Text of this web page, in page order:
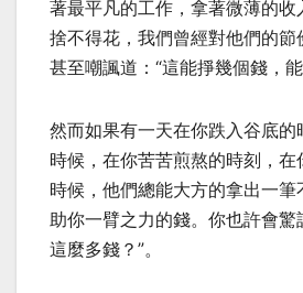
著最平凡的工作，拿著微薄的
捨不得花，我們曾經對他們的節
甚至嘲諷道：“這能掙幾個錢，能
然而如果有一天在你跌入谷底的
時候，在你苦苦煎熬的時刻，在
時候，他們總能大方的拿出一
助你一臂之力的錢。你也許會驚
這麼多錢？”。